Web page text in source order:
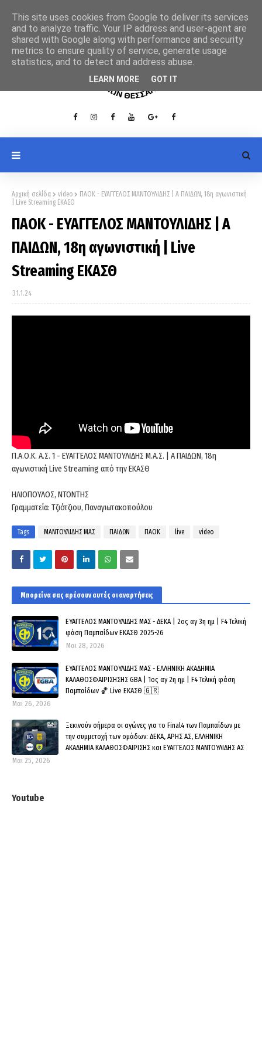
Αρχική σελίδα video
ΠΑΟΚ - ΕΥΑΓΓΕΛΟΣ ΜΑΝΤΟΥΛΙΔΗΣ | Α ΠΑΙΔΩΝ, 18η αγωνιστική
| Live Streaming ΕΚΑΣΘ
ΠΑΟΚ - ΕΥΑΓΓΕΛΟΣ ΜΑΝΤΟΥΛΙΔΗΣ | Α
ΠΑΙΔΩΝ, 18η αγωνιστική | Live
Streaming ΕΚΑΣΘ
31.1.24
Π.Α.Ο.Κ. Α.Σ. 1 - ΕΥΑΓΓΕΛΟΣ ΜΑΝΤΟΥΛΙΔΗΣ Μ.Α.Σ. | Α ΠΑΙΔΩΝ, 18η
αγωνιστική Live Streaming από την ΕΚΑΣΘ
ΗΛΙΟΠΟΥΛΟΣ, ΝΤΟΝΤΗΣ
Γραμματεία: Tζιότζιου, Παναγιωτακοπούλου
Tags ΜΑΝΤΟΥΛΙΔΗΣ ΜΑΣ ΠΑΙΔΩΝ ΠΑΟΚ live video
Μπορεί να σας αρέσουν αυτές οι αναρτήσεις
ΕΥΑΓΓΕΛΟΣ ΜΑΝΤΟΥΛΙΔΗΣ ΜΑΣ - ΔΕΚΑ | 2ος αγ 3η ημ | F4 Τελική
φάση Παμπαίδων ΕΚΑΣΘ 2025-26
Μαι 28, 2026
ΕΥΑΓΓΕΛΟΣ ΜΑΝΤΟΥΛΙΔΗΣ ΜΑΣ - ΕΛΛΗΝΙΚΗ ΑΚΑΔΗΜΙΑ
ΚΑΛΑΘΟΣΦΑΙΡΙΣΗΣΗΣ GBA | 1ος αγ 2η ημ | F4 Τελική φάση
Παμπαίδων 🏀 Live ΕΚΑΣΘ 🇬🇷
Μαι 26, 2026
Ξεκινούν σήμερα οι αγώνες για το Final4 των Παμπαίδων με
την συμμετοχή των ομάδων: ΔΕΚΑ, ΑΡΗΣ ΑΣ, ΕΛΛΗΝΙΚΗ
ΑΚΑΔΗΜΙΑ ΚΑΛΑΘΟΣΦΑΙΡΙΣΗΣ και ΕΥΑΓΓΕΛΟΣ ΜΑΝΤΟΥΛΙΔΗΣ ΑΣ
Μαι 25, 2026
Youtube
This site uses cookies from Google to deliver its services
and to analyze traffic. Your IP address and user-agent are
shared with Google along with performance and security
metrics to ensure quality of service, generate usage
statistics, and to detect and address abuse.
LEARN MORE GOT IT